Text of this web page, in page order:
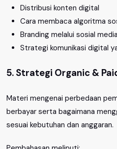
Distribusi konten digital
Cara membaca algoritma
Branding melalui sosial media
Strategi komunikasi digital
5. Strategi Organic &
Materi mengenai perbedaan
berbayar serta bagaimana
sesuai kebutuhan dan anggaran.